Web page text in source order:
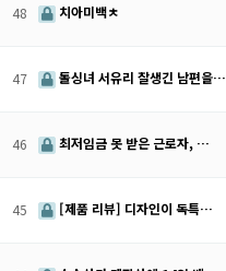
48 치아미백ㅊ
47 돌싱녀 서유리 잘생긴 남편을…
46 최저임금 못 받은 근로자, …
45 [제품 리뷰] 디자인이 독특…